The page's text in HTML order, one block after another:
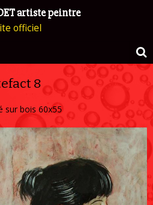
artiste peintre
officiel
8
sur bois 60x55